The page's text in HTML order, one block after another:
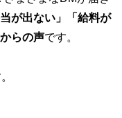
が出ない」「給料が
らの声です。